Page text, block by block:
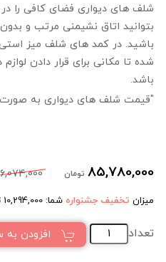
شلف های دیواری فضای کافی را در
بتوانید اتاق نشیمنی مرتب و
باشید. در کمد های شلف میز
شده تا مکانی برای قرار دادن
باشد.
"قیمت شلف های دیواری به
85,780,000 تومان
میزان تخفیف جشنواره شما: 10,294,000
تعداد افزودن به